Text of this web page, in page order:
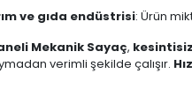
ve gıda endüstrisi: Ürün
Mekanik Sayaç,
verimli şekilde çalışır.